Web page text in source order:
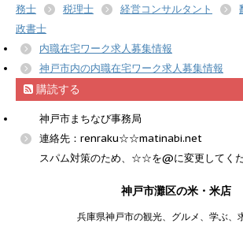
務士
税理士 経営コンサルタント
政書士
内職在宅ワーク求人募集情報
神戸市内の内職在宅ワーク求人募集情報
購読する
神戸市まちなび事務局
連絡先：renraku☆☆matinabi.net
スパム対策のため、☆☆を@に変更してくだ
神戸市灘区の米・米店
兵庫県神戸市の観光、グルメ、学ぶ、